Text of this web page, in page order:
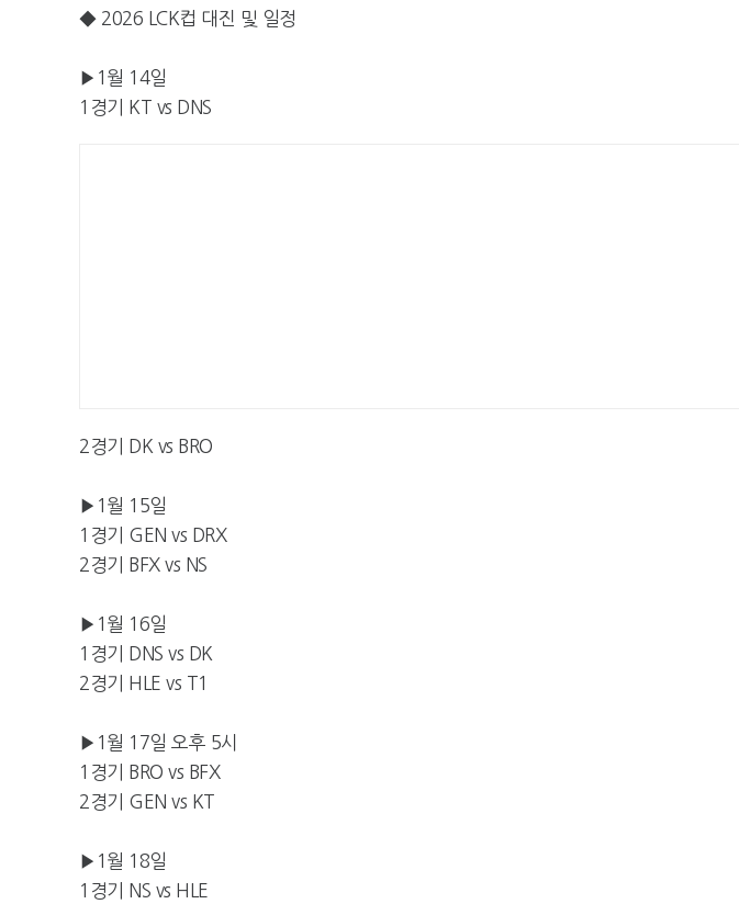
◆ 2026 LCK컵 대진 및 일정
▶1월 14일
1경기 KT vs DNS
2경기 DK vs BRO
▶1월 15일
1경기 GEN vs DRX
2경기 BFX vs NS
▶1월 16일
1경기 DNS vs DK
2경기 HLE vs T1
▶1월 17일 오후 5시
1경기 BRO vs BFX
2경기 GEN vs KT
▶1월 18일
1경기 NS vs HLE